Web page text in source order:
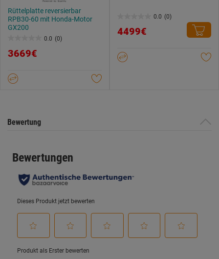
Rüttelplatte reversierbar
RPB30-60 mit Honda-Motor
GX200
0.0 (0)
von
Sternen.
3669€
0.0 (0)
von
Sternen.
4499€
Bewertung